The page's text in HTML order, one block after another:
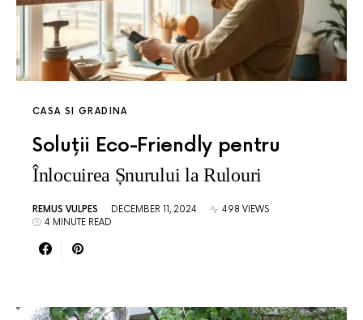
CASA SI GRADINA
Soluții Eco-Friendly pentru
Înlocuirea Șnurului la Rulouri
REMUS VULPES DECEMBER 11, 2024
498 VIEWS
4 MINUTE READ